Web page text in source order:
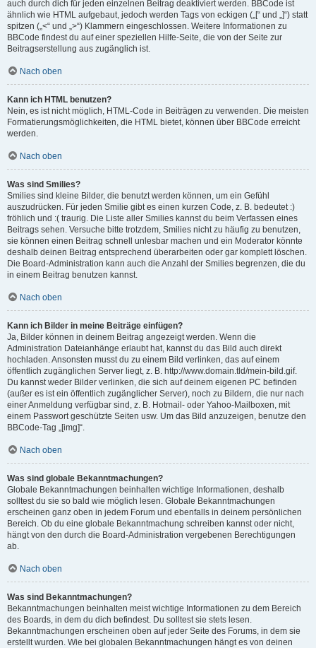
auch durch dich für jeden einzelnen Beitrag deaktiviert werden. BBCode ist
ähnlich wie HTML aufgebaut, jedoch werden Tags von eckigen („[“ und „]“) statt
spitzen („<“ und „>“) Klammern eingeschlossen. Weitere Informationen zu
BBCode findest du auf einer speziellen Hilfe-Seite, die von der Seite zur
Beitragserstellung aus zugänglich ist.
Nach oben
Kann ich HTML benutzen?
Nein, es ist nicht möglich, HTML-Code in Beiträgen zu verwenden. Die meisten
Formatierungsmöglichkeiten, die HTML bietet, können über BBCode erreicht
werden.
Nach oben
Was sind Smilies?
Smilies sind kleine Bilder, die benutzt werden können, um ein Gefühl
auszudrücken. Für jeden Smilie gibt es einen kurzen Code, z. B. bedeutet :)
fröhlich und :( traurig. Die Liste aller Smilies kannst du beim Verfassen eines
Beitrags sehen. Versuche bitte trotzdem, Smilies nicht zu häufig zu benutzen,
sie können einen Beitrag schnell unlesbar machen und ein Moderator könnte
deshalb deinen Beitrag entsprechend überarbeiten oder gar komplett löschen.
Die Board-Administration kann auch die Anzahl der Smilies begrenzen, die du
in einem Beitrag benutzen kannst.
Nach oben
Kann ich Bilder in meine Beiträge einfügen?
Ja, Bilder können in deinem Beitrag angezeigt werden. Wenn die
Administration Dateianhänge erlaubt hat, kannst du das Bild auch direkt
hochladen. Ansonsten musst du zu einem Bild verlinken, das auf einem
öffentlich zugänglichen Server liegt, z. B. http://www.domain.tld/mein-bild.gif.
Du kannst weder Bilder verlinken, die sich auf deinem eigenen PC befinden
(außer es ist ein öffentlich zugänglicher Server), noch zu Bildern, die nur nach
einer Anmeldung verfügbar sind, z. B. Hotmail- oder Yahoo-Mailboxen, mit
einem Passwort geschützte Seiten usw. Um das Bild anzuzeigen, benutze den
BBCode-Tag „[img]“.
Nach oben
Was sind globale Bekanntmachungen?
Globale Bekanntmachungen beinhalten wichtige Informationen, deshalb
solltest du sie so bald wie möglich lesen. Globale Bekanntmachungen
erscheinen ganz oben in jedem Forum und ebenfalls in deinem persönlichen
Bereich. Ob du eine globale Bekanntmachung schreiben kannst oder nicht,
hängt von den durch die Board-Administration vergebenen Berechtigungen
ab.
Nach oben
Was sind Bekanntmachungen?
Bekanntmachungen beinhalten meist wichtige Informationen zu dem Bereich
des Boards, in dem du dich befindest. Du solltest sie stets lesen.
Bekanntmachungen erscheinen oben auf jeder Seite des Forums, in dem sie
erstellt wurden. Wie bei globalen Bekanntmachungen hängt es von deinen